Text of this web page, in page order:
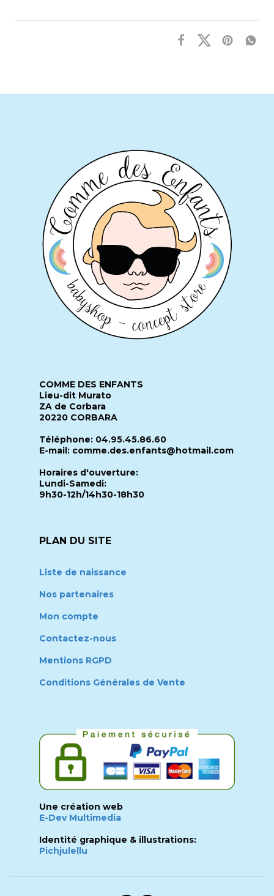
COMME DES ENFANTS
Lieu-dit Murato
ZA de Corbara
20220 CORBARA
Téléphone: 04.95.45.86.60
E-mail: comme.des.enfants@hotmail.com
Horaires d'ouverture:
Lundi-Samedi:
9h30-12h/14h30-18h30
PLAN DU SITE
Liste de naissance
Nos partenaires
Mon compte
Contactez-nous
Mentions RGPD
Conditions Générales de Vente
Une création web
E-Dev Multimedia
Identité graphique & illustrations:
Pichjulellu